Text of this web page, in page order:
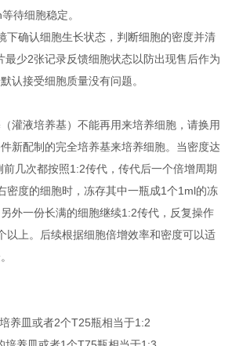
待细胞稳定。
下确认细胞生长状态，判断细胞的密度并清
最少2张记录反馈细胞状态以防出现售后作为
认接受细胞质量没有问题。
灌液培养基）不能再用来培养细胞，请换用
新配制的完全培养基来培养细胞。当密度达
几次都按照1:2传代，传代后一个倍增周期
密度的细胞时，冻存其中一瓶成1个1ml的冻
外一份长满的细胞继续1:2传代，反复操作
以上。后续根据细胞倍增效率和密度可以适
养皿或者2个T25瓶相当于1:2